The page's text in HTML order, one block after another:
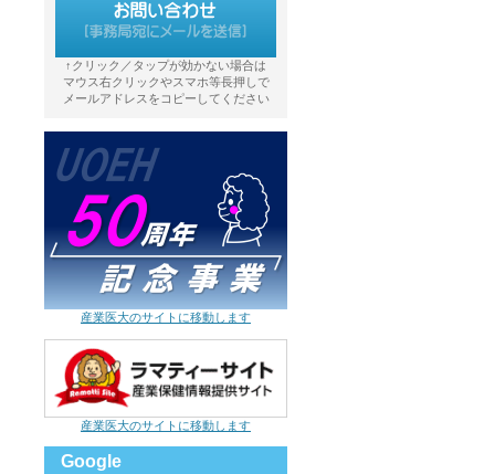
↑クリック／タップが効かない場合は
マウス右クリックやスマホ等長押しで
メールアドレスをコピーしてください
産業医大のサイトに移動します
産業医大のサイトに移動します
Google